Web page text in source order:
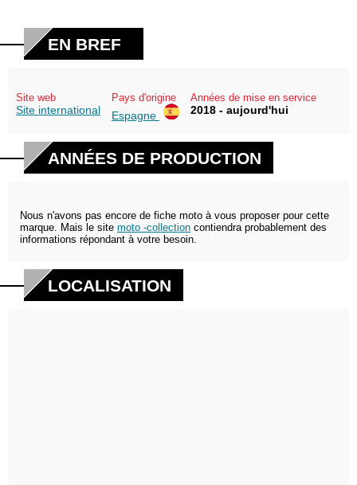
EN BREF
Site web
Site international
Pays d'origine
Espagne
Années de mise en service
2018 - aujourd'hui
ANNÉES DE PRODUCTION
Nous n'avons pas encore de fiche moto à vous proposer pour cette
marque. Mais le site moto -collection contiendra probablement des
informations répondant à votre besoin.
LOCALISATION